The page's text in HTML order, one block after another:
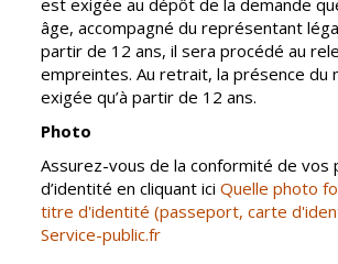
L'EHPAD
Autonomie
seniors
Santé
Centre de
santé
Contrat local
de santé
est exigée au dépôt de la demande
âge, accompagné du représentant
partir de 12 ans, il sera procédé au
empreintes. Au retrait, la présence du
exigée qu’à partir de 12 ans.
Photo
Assurez-vous de la conformité de vos
d’identité en cliquant iciQuelle photo
titre d'identité (passeport, carte
Service-public.fr